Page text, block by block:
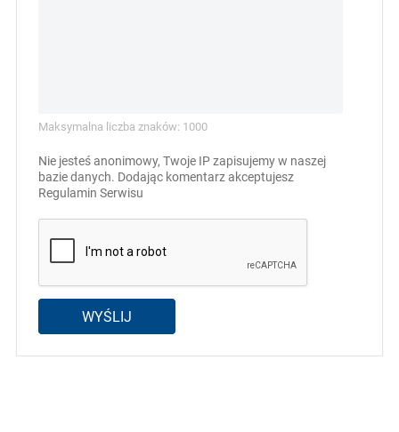
Maksymalna liczba znaków: 1000
Nie jesteś anonimowy, Twoje IP zapisujemy w naszej
bazie danych. Dodając komentarz akceptujesz
Regulamin Serwisu
WYŚLIJ